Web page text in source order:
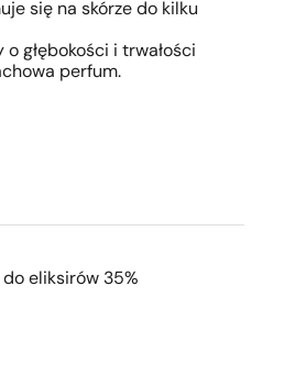
się na skórze do kilku
głębokości i trwałości
perfum.
eliksirów 35%